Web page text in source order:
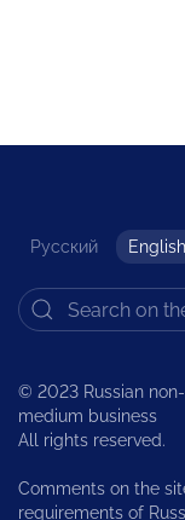
Русский English
© 2023 Russian
medium business
All rights reserved.
Comments on the
requirements of